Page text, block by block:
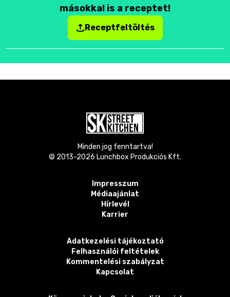
másokkal is a receptet!
Receptfeltöltés
Minden jog fenntartva!
© 2013-2026 Lunchbox Produkciós Kft.
Impresszum
Médiaajánlat
Hírlevél
Karrier
Adatkezelési tájékoztató
Felhasználói feltételek
Kommentelési szabályzat
Kapcsolat